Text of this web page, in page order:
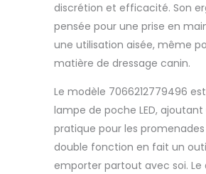
discrétion et efficacité. Son
pensée pour une prise en
une utilisation aisée, même
matière de dressage canin.
Le modèle 7066212779496
lampe de poche LED,
pratique pour les
double fonction en fait un
emporter partout avec soi.